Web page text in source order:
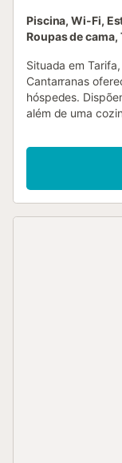
Piscina, Wi-Fi,
Roupas de cama,
Situada em
Cantarranas
hóspedes.
além de uma
velocidade
trabalho
de lavar roupa e
exterior,